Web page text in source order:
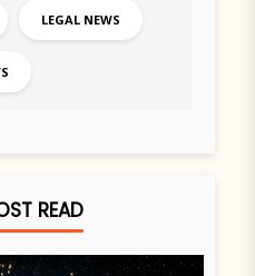
LEGAL NEWS
READ